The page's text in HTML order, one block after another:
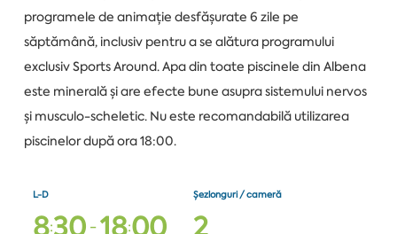
programele de animație desfășurate 6 zile pe
săptămână, inclusiv pentru a se alătura programului
exclusiv Sports Around. Apa din toate piscinele din Albena
este minerală și are efecte bune asupra sistemului nervos
și musculo-scheletic. Nu este recomandabilă utilizarea
piscinelor după ora 18:00.
L-D
: - :
Șezlonguri / cameră